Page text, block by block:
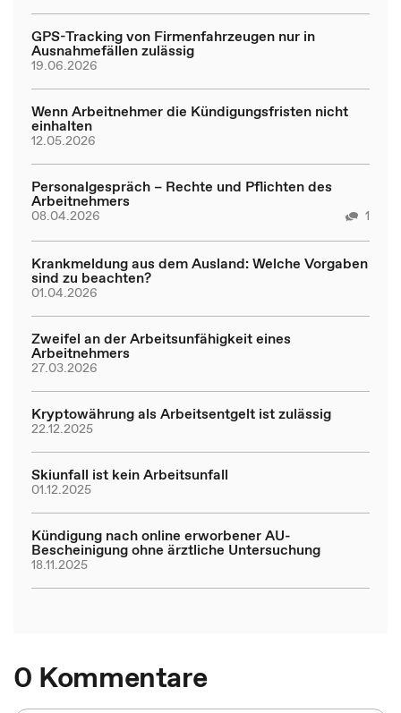
GPS-Tracking von Firmenfahrzeugen nur in
Ausnahmefällen zulässig
19.06.2026
Wenn Arbeitnehmer die Kündigungsfristen nicht
einhalten
12.05.2026
Personalgespräch – Rechte und Pflichten des
Arbeitnehmers
08.04.2026 1
Krankmeldung aus dem Ausland: Welche Vorgaben
sind zu beachten?
01.04.2026
Zweifel an der Arbeitsunfähigkeit eines
Arbeitnehmers
27.03.2026
Kryptowährung als Arbeitsentgelt ist zulässig
22.12.2025
Skiunfall ist kein Arbeitsunfall
01.12.2025
Kündigung nach online erworbener AU-
Bescheinigung ohne ärztliche Untersuchung
18.11.2025
0 Kommentare